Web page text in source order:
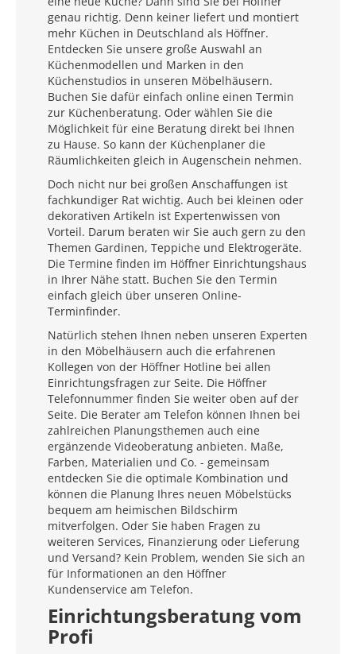
genau richtig. Denn keiner liefert und montiert
mehr Küchen in Deutschland als Höffner.
Entdecken Sie unsere große Auswahl an
Küchenmodellen und Marken in den
Küchenstudios in unseren Möbelhäusern.
Buchen Sie dafür einfach online einen Termin
zur Küchenberatung. Oder wählen Sie die
Möglichkeit für eine Beratung direkt bei Ihnen
zu Hause. So kann der Küchenplaner die
Räumlichkeiten gleich in Augenschein nehmen.
Doch nicht nur bei großen Anschaffungen ist
fachkundiger Rat wichtig. Auch bei kleinen oder
dekorativen Artikeln ist Expertenwissen von
Vorteil. Darum beraten wir Sie auch gern zu den
Themen Gardinen, Teppiche und Elektrogeräte.
Die Termine finden im Höffner Einrichtungshaus
in Ihrer Nähe statt. Buchen Sie den Termin
einfach gleich über unseren Online-
Terminfinder.
Natürlich stehen Ihnen neben unseren Experten
in den Möbelhäusern auch die erfahrenen
Kollegen von der Höffner Hotline bei allen
Einrichtungsfragen zur Seite. Die Höffner
Telefonnummer finden Sie weiter oben auf der
Seite. Die Berater am Telefon können Ihnen bei
zahlreichen Planungsthemen auch eine
ergänzende Videoberatung anbieten. Maße,
Farben, Materialien und Co. - gemeinsam
entdecken Sie die optimale Kombination und
können die Planung Ihres neuen Möbelstücks
bequem am heimischen Bildschirm
mitverfolgen. Oder Sie haben Fragen zu
weiteren Services, Finanzierung oder Lieferung
und Versand? Kein Problem, wenden Sie sich an
für Informationen an den Höffner
Kundenservice am Telefon.
Einrichtungsberatung vom
Profi